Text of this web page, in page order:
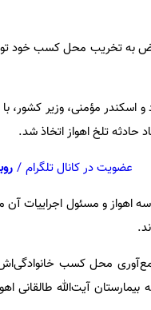
جوان ۲۱ ساله اهوازی که در اعتراض به تخریب
اسکندر مؤمنی، وزیر کشور،
حادثه تلخ اهواز اتخاذ شد.
عضویت در کانال تلگرام /
اهواز و مسئول اجراییات آن
محل کسب
دست به خودسوزی زد. او با سوختگی ۷۰ درصدی به بیمارستان